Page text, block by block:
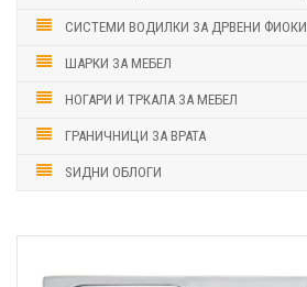
СИСТЕМИ ВОДИЛКИ ЗА ДРВЕНИ ФИОКИ
ШАРКИ ЗА МЕБЕЛ
НОГАРИ И ТРКАЛА ЗА МЕБЕЛ
ГРАНИЧНИЦИ ЗА ВРАТА
ЅИДНИ ОБЛОГИ